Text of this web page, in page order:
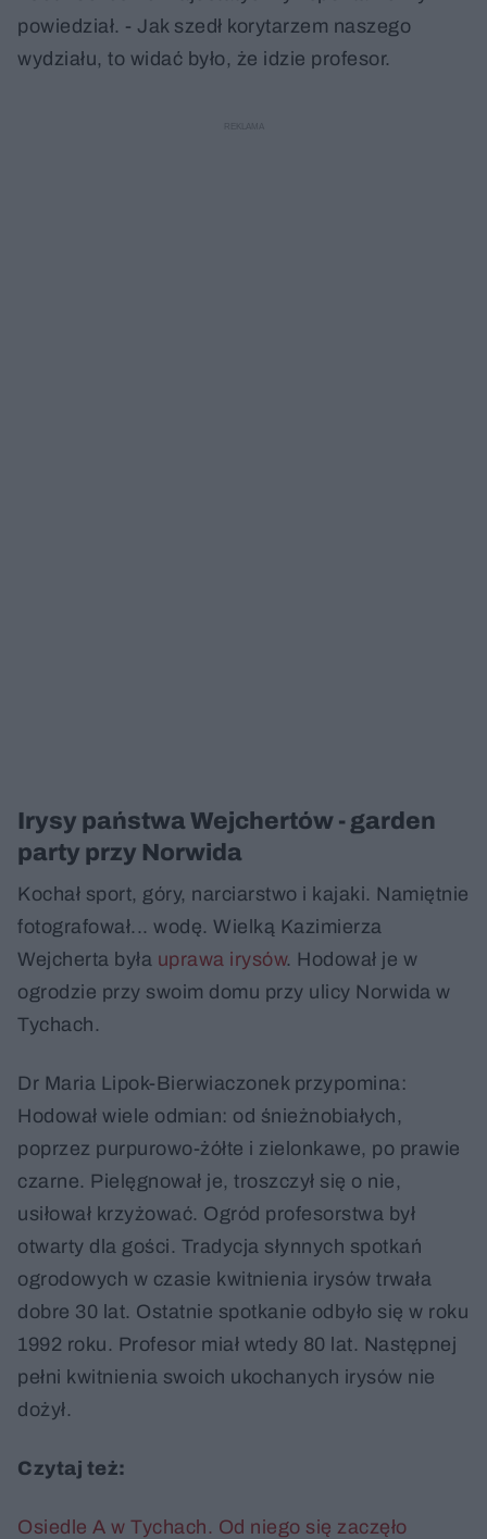
powiedział. - Jak szedł korytarzem naszego
wydziału, to widać było, że idzie profesor.
Irysy państwa Wejchertów - garden
party przy Norwida
Kochał sport, góry, narciarstwo i kajaki. Namiętnie
fotografował... wodę. Wielką Kazimierza
Wejcherta była uprawa irysów. Hodował je w
ogrodzie przy swoim domu przy ulicy Norwida w
Tychach.
Dr Maria Lipok-Bierwiaczonek przypomina:
Hodował wiele odmian: od śnieżnobiałych,
poprzez purpurowo-żółte i zielonkawe, po prawie
czarne. Pielęgnował je, troszczył się o nie,
usiłował krzyżować. Ogród profesorstwa był
otwarty dla gości. Tradycja słynnych spotkań
ogrodowych w czasie kwitnienia irysów trwała
dobre 30 lat. Ostatnie spotkanie odbyło się w roku
1992 roku. Profesor miał wtedy 80 lat. Następnej
pełni kwitnienia swoich ukochanych irysów nie
dożył.
Czytaj też:
Osiedle A w Tychach. Od niego się zaczęło